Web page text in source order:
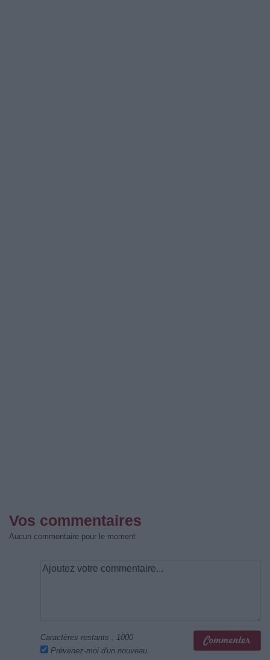
Vos commentaires
Aucun commentaire pour le moment
Caractères restants : 1000
Prévenez-moi d'un nouveau